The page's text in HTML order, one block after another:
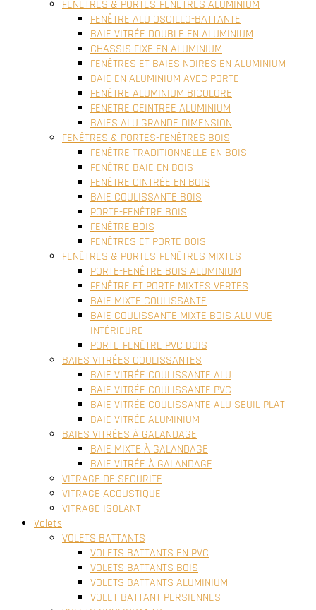
FENÊTRES & PORTES-FENÊTRES ALUMINIUM
FENÊTRE ALU OSCILLO-BATTANTE
BAIE VITRÉE DOUBLE EN ALUMINIUM
CHASSIS FIXE EN ALUMINIUM
FENÊTRES ET BAIES NOIRES EN ALUMINIUM
BAIE EN ALUMINIUM AVEC PORTE
FENÊTRE ALUMINIUM BICOLORE
FENETRE CEINTREE ALUMINIUM
BAIES ALU GRANDE DIMENSION
FENÊTRES & PORTES-FENÊTRES BOIS
FENÊTRE TRADITIONNELLE EN BOIS
FENÊTRE BAIE EN BOIS
FENÊTRE CINTRÉE EN BOIS
BAIE COULISSANTE BOIS
PORTE-FENÊTRE BOIS
FENÊTRE BOIS
FENÊTRES ET PORTE BOIS
FENÊTRES & PORTES-FENÊTRES MIXTES
PORTE-FENÊTRE BOIS ALUMINIUM
FENÊTRE ET PORTE MIXTES VERTES
BAIE MIXTE COULISSANTE
BAIE COULISSANTE MIXTE BOIS ALU VUE
INTÉRIEURE
PORTE-FENÊTRE PVC BOIS
BAIES VITRÉES COULISSANTES
BAIE VITRÉE COULISSANTE ALU
BAIE VITRÉE COULISSANTE PVC
BAIE VITRÉE COULISSANTE ALU SEUIL PLAT
BAIE VITRÉE ALUMINIUM
BAIES VITRÉES À GALANDAGE
BAIE MIXTE À GALANDAGE
BAIE VITRÉE À GALANDAGE
VITRAGE DE SECURITE
VITRAGE ACOUSTIQUE
VITRAGE ISOLANT
Volets
VOLETS BATTANTS
VOLETS BATTANTS EN PVC
VOLETS BATTANTS BOIS
VOLETS BATTANTS ALUMINIUM
VOLET BATTANT PERSIENNES